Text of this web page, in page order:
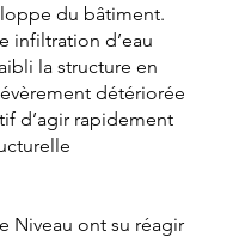
du bâtiment.
infiltration d’eau
la structure en
détériorée
d’agir rapidement
Niveau ont su réagir